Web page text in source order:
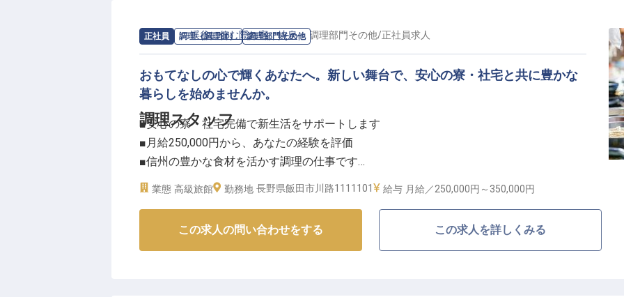
です。ただ旅を提供するのではなく、土地に息づくストーリーを未来へ継いでいく——そ
んな想いを共有できる仲間を探しています。
ーー【安心して長く働ける環境】
フロント業務や客室対応、レストランでのサービスなど、宿全体のおもてなしに携わりま
す。経験豊富なホテル業界出身のメンバーが在籍し、未経験の方も一から学べる環境で
す。女性寮や交通費支給、U・Iターン支援など、新生活を後押しする制度を整えてお待ち
しています。
正社員 調理（調理師） 調理部門その他
調理スタッフ
求人情報：渓谷に佇む隠れ宿 峡泉の 調理部門その他/正社員求人
おもてなしの心で輝くあなたへ。新しい舞台で、安心の寮・社宅と共に豊かな
暮らしを始めませんか。
■安心の寮・社宅完備で新生活をサポートします
■月給250,000円から、あなたの経験を評価
■信州の豊かな食材を活かす調理の仕事です
■天竜峡駅から徒歩5分、自然豊かな好立地
信州・飯田の美しい渓谷に佇む当施設は、訪れるお客様に心安らぐひとときを提供する隠
れ宿です。
業態 高級旅館 勤務地 長野県飯田市川路1111101 給与 月給／250,000円～ 350,000円
この求人の問い合わせをする この求人を詳しくみる